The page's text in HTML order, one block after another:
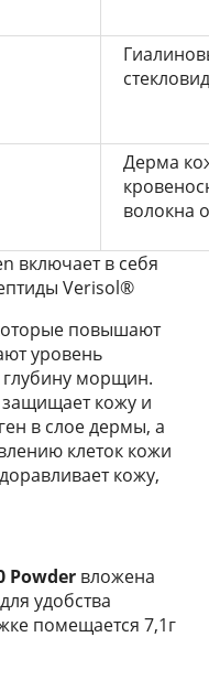
Дерма
волокна
включает в себя
Verisol®
повышают
уровень
морщин.
защищает кожу и
в слое дермы, а
клеток кожи
кожу,
Powder вложена
удобства
помещается 7,1г